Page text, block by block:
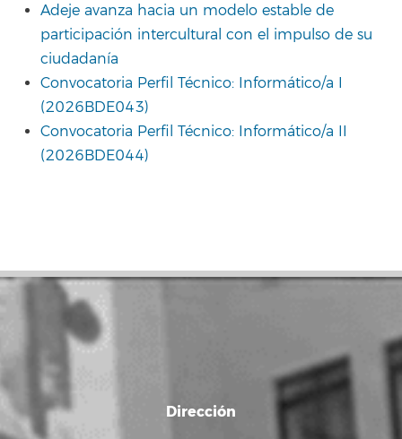
Adeje avanza hacia un modelo estable de
participación intercultural con el impulso de su
ciudadanía
Convocatoria Perfil Técnico: Informático/a I
(2026BDE043)
Convocatoria Perfil Técnico: Informático/a II
(2026BDE044)
Dirección